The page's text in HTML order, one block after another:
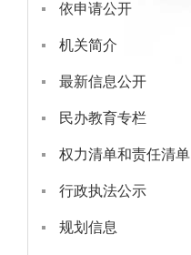
依申请公开
机关简介
最新信息公开
民办教育专栏
权力清单和责任清单
行政执法公示
规划信息